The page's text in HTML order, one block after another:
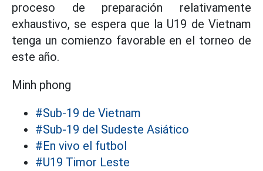
proceso de preparación relativamente
exhaustivo, se espera que la U19 de Vietnam
tenga un comienzo favorable en el torneo de
este año.
Minh phong
#Sub-19 de Vietnam
#Sub-19 del Sudeste Asiático
#En vivo el futbol
#U19 Timor Leste